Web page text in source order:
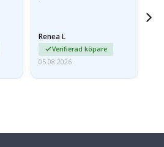
Renea L
Verifierad köpare
05.08.2026